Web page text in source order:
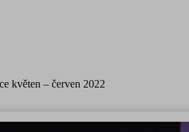
květen – červen 2022